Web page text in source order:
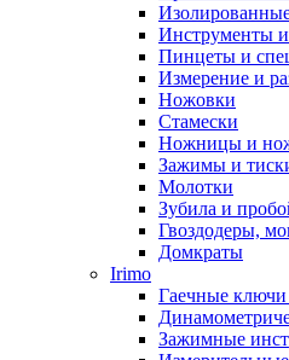
Инструменты
Пинцеты и
Измерение и
Ножовки
Стамески
Ножницы и
Зажимы и
Молотки
Зубила и
Гвоздодеры,
Домкраты
Irimo
Гаечные
Зажимные